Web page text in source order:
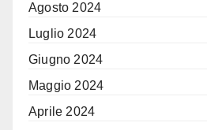
Agosto 2024
Luglio 2024
Giugno 2024
Maggio 2024
Aprile 2024